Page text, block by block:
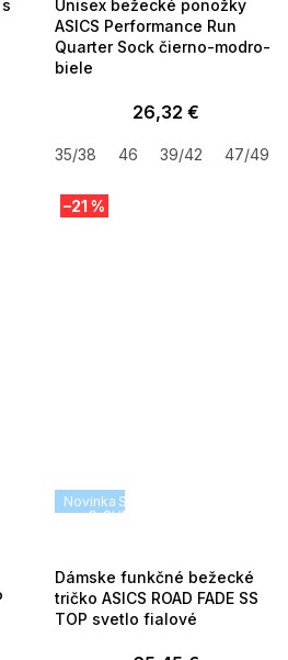
Unisex bežecké ponožky
ASICS Performance Run
Quarter Sock čierno-modro-
biele
26,32 €
35/38 46 39/42 47/49
Novinka SUMMER SALE -35% ?
–21 %
Dámske funkčné bežecké
tričko ASICS ROAD FADE SS
TOP svetlo fialové